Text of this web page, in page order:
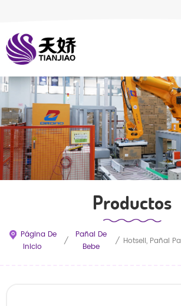
Productos
Página De
Inicio
/
Pañal De
Bebe
/